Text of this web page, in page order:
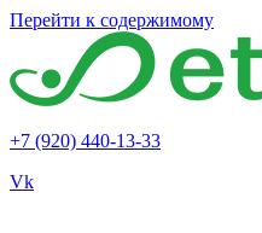
Перейти к содержимому
+7 (920) 440-13-33
Vk